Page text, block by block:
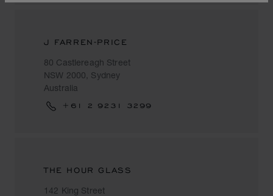
J FARREN-PRICE
80 Castlereagh Street
NSW 2000, Sydney
Australia
+61 2 9231 3299
THE HOUR GLASS
142 King Street